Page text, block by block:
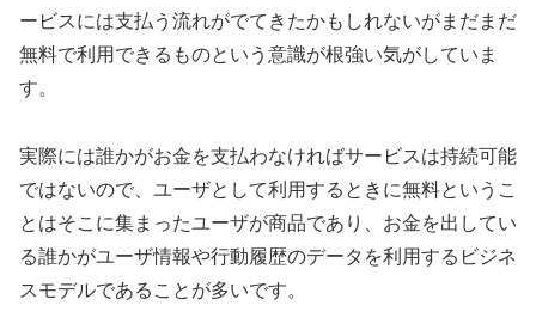
ービスには支払う流れがでてきたかもしれないがまだまだ
無料で利用できるものという意識が根強い気がしていま
す。
実際には誰かがお金を支払わなければサービスは持続可能
ではないので、ユーザとして利用するときに無料というこ
とはそこに集まったユーザが商品であり、お金を出してい
る誰かがユーザ情報や行動履歴のデータを利用するビジネ
スモデルであることが多いです。